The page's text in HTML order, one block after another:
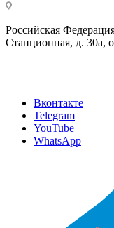
Российская
Станционная, д. 30а,
Вконтакте
Telegram
YouTube
WhatsApp